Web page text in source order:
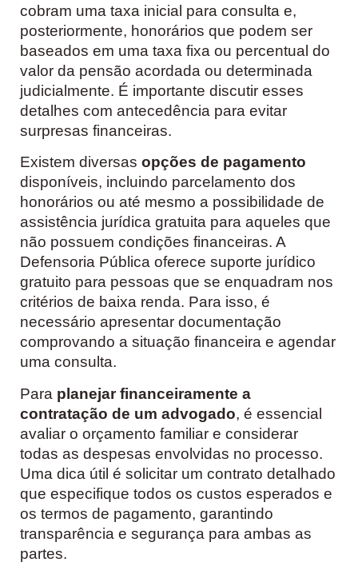
cobram uma taxa inicial para consulta e,
posteriormente, honorários que podem ser
baseados em uma taxa fixa ou percentual do
valor da pensão acordada ou determinada
judicialmente. É importante discutir esses
detalhes com antecedência para evitar
surpresas financeiras.
Existem diversas opções de pagamento
disponíveis, incluindo parcelamento dos
honorários ou até mesmo a possibilidade de
assistência jurídica gratuita para aqueles que
não possuem condições financeiras. A
Defensoria Pública oferece suporte jurídico
gratuito para pessoas que se enquadram nos
critérios de baixa renda. Para isso, é
necessário apresentar documentação
comprovando a situação financeira e agendar
uma consulta.
Para planejar financeiramente a
contratação de um advogado, é essencial
avaliar o orçamento familiar e considerar
todas as despesas envolvidas no processo.
Uma dica útil é solicitar um contrato detalhado
que especifique todos os custos esperados e
os termos de pagamento, garantindo
transparência e segurança para ambas as
partes.